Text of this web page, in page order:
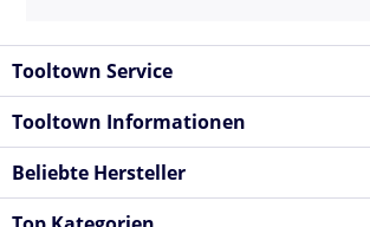
Tooltown Service
Tooltown Informationen
Beliebte Hersteller